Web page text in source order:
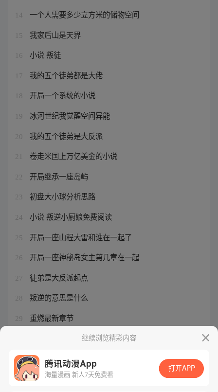
14 一个人需要多少立方米的储物空间
15 我家后山是天界
16 小说 叛徒
17 我的五个徒弟都是大佬
18 开局一个系统的小说
19 冰河世纪我觉醒空间异能
20 我的五个徒弟是大反派
21 卷走米国上万亿美金的小说
22 开局继承一座岛屿
23 初盘大小球分析思路
24 小说 叛逆小厨娘免费阅读
25 开局一座山程大雷和谁在一起了
26 开局一座神秘岛女主第几章在一起
27 徒弟是大反派起点
28 叛逆的意思是什么
29 重燃最新章节
主角穿越到一座岛上开始继续浏览精彩内容
腾讯动漫App
海量漫画 新人7天免费看
打开APP